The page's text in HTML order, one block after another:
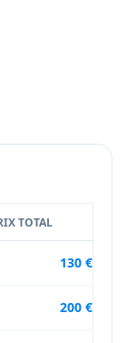
TOTAL
130 €
200 €